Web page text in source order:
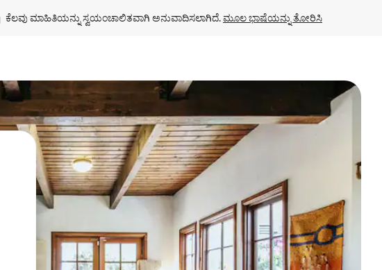
ಕೆಲವು ಮಾಹಿತಿಯನ್ನು ಸ್ವಯಂಚಾಲಿತವಾಗಿ ಅನುವಾದಿಸಲಾಗಿದೆ. ಮೂಲ ಭಾಷೆಯನ್ನು ತೋರಿಸಿ